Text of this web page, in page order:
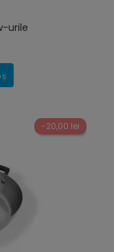
urile
-20,00 lei